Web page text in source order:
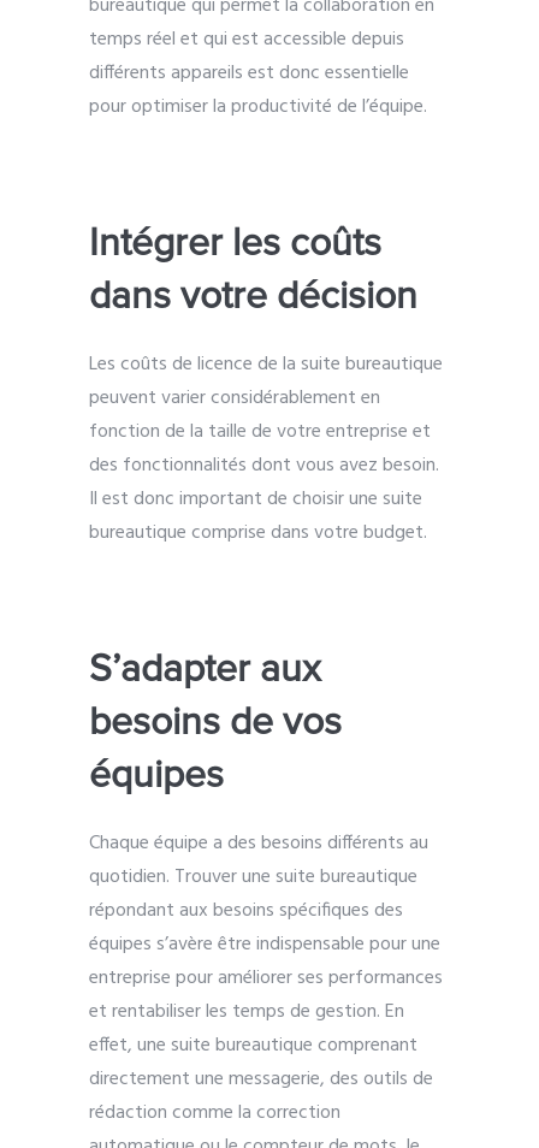
temps réel et qui est accessible depuis
différents appareils est donc essentielle
pour optimiser la productivité de l’équipe.
Intégrer les coûts
dans votre décision
Les coûts de licence de la suite bureautique
peuvent varier considérablement en
fonction de la taille de votre entreprise et
des fonctionnalités dont vous avez besoin.
Il est donc important de choisir une suite
bureautique comprise dans votre budget.
S’adapter aux
besoins de vos
équipes
Chaque équipe a des besoins différents au
quotidien. Trouver une suite bureautique
répondant aux besoins spécifiques des
équipes s’avère être indispensable pour une
entreprise pour améliorer ses performances
et rentabiliser les temps de gestion. En
effet, une suite bureautique comprenant
directement une messagerie, des outils de
rédaction comme la correction